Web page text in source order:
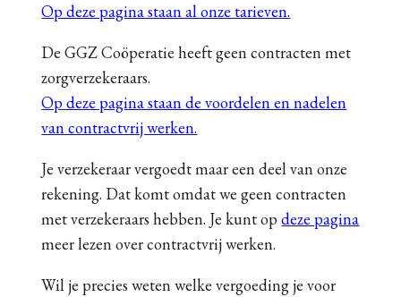
Op deze pagina staan al onze tarieven.
De GGZ Coöperatie heeft geen contracten met
zorgverzekeraars.
Op deze pagina staan de voordelen en nadelen
van contractvrij werken.
Je verzekeraar vergoedt maar een deel van onze
rekening. Dat komt omdat we geen contracten
met verzekeraars hebben. Je kunt opdeze pagina
meer lezen over contractvrij werken.
Wil je precies weten welke vergoeding je voor